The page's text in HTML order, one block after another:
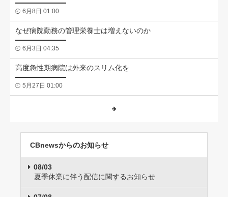
6月8日 01:00
なぜ病院勤務の管理栄養士は増えないのか
6月3日 04:35
高度急性期病院は外来のスリム化を
5月27日 01:00
CBnewsからのお知らせ
08/03
夏季休業に伴う配信に関するお知らせ